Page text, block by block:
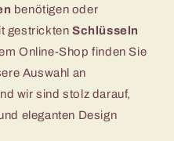
benötigen oder
gestricktenSchlüsseln
Online-Shop finden Sie
Auswahl an
wir sind stolz darauf,
eleganten Design